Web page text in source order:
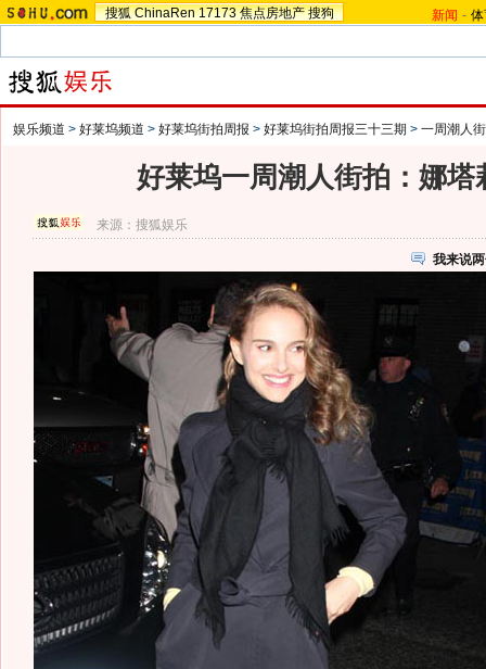
搜狐 ChinaRen 17173 焦点房地产 搜狗 新闻 -
娱乐频道 > 好莱坞频道 > 好莱坞街拍周报 > 好莱坞街拍周报三十三期 > 一周潮人
好莱坞一周潮人街拍：娜塔
来源：搜狐娱乐
我来说